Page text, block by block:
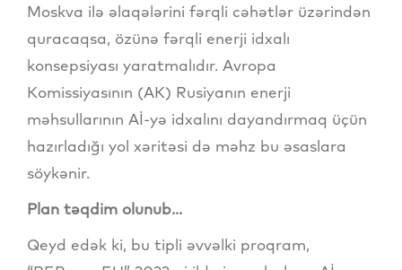
Moskva ilə əlaqələrini fərqli cəhətlər üzərindən
quracaqsa, özünə fərqli enerji idxalı
konsepsiyası yaratmalıdır. Avropa
Komissiyasının (AK) Rusiyanın enerji
məhsullarının Aİ-yə idxalını dayandırmaq üçün
hazırladığı yol xəritəsi də məhz bu əsaslara
söykənir.
Plan təqdim olunub...
Qeyd edək ki, bu tipli əvvəlki proqram,